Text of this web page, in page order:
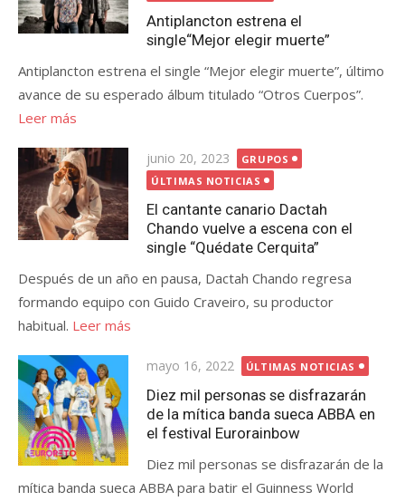
Antiplancton estrena el
single“Mejor elegir muerte”
Antiplancton estrena el single “Mejor elegir muerte”, último
avance de su esperado álbum titulado “Otros Cuerpos”.
Leer más
Publicada
el
junio 20, 2023
GRUPOS
ÚLTIMAS NOTICIAS
El cantante canario Dactah
Chando vuelve a escena con el
single “Quédate Cerquita”
Después de un año en pausa, Dactah Chando regresa
formando equipo con Guido Craveiro, su productor
habitual. Leer más
Publicada
el
mayo 16, 2022 ÚLTIMAS NOTICIAS
Diez mil personas se disfrazarán
de la mítica banda sueca ABBA en
el festival Eurorainbow
Diez mil personas se disfrazarán de la
mítica banda sueca ABBA para batir el Guinness World